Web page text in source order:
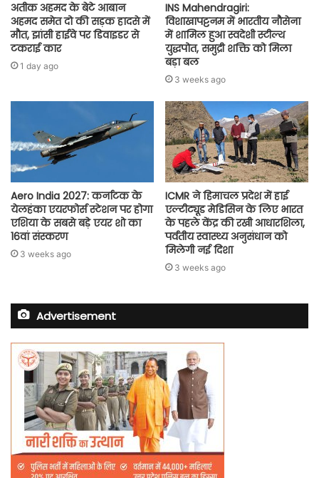
अतीक अहमद के बेटे आबान
अहमद समेत दो की सड़क हादसे में
मौत, झांसी हाईवे पर डिवाइडर से
टकराई कार
1 day ago
INS Mahendragiri:
विशाखापट्टनम में भारतीय नौसेना
में शामिल हुआ स्वदेशी स्टील्थ
युद्धपोत, समुद्री शक्ति को मिला
बड़ा बल
3 weeks ago
Aero India 2027: कर्नाटक के
येलहंका एयरफोर्स स्टेशन पर होगा
एशिया के सबसे बड़े एयर शो का
16वां संस्करण
3 weeks ago
ICMR ने हिमाचल प्रदेश में हाई
एल्टीट्यूड मेडिसिन के लिए भारत
के पहले केंद्र की रखी आधारशिला,
पर्वतीय स्वास्थ्य अनुसंधान को
मिलेगी नई दिशा
3 weeks ago
Advertisement